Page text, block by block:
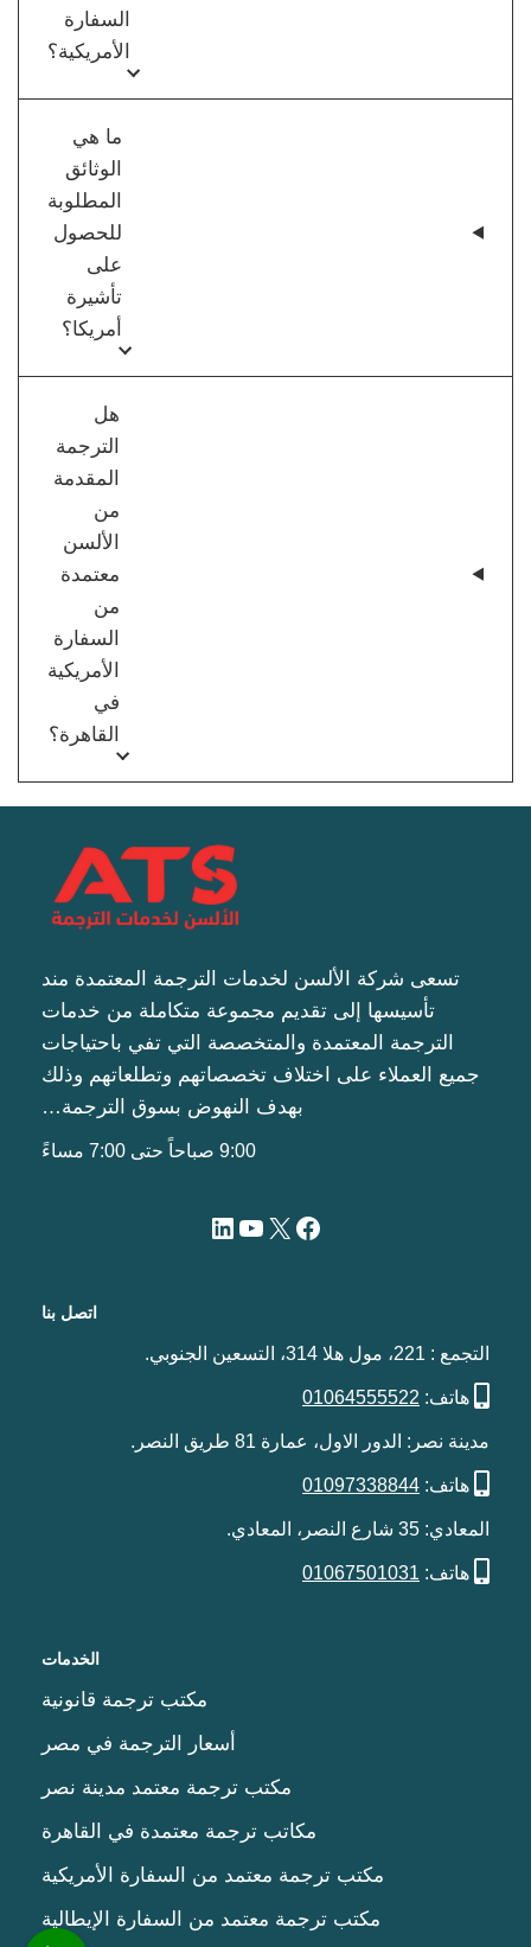
السفارة
الأمريكية؟
ما هي
الوثائق
المطلوبة
للحصول
على
تأشيرة
أمريكا؟
هل
الترجمة
المقدمة
من
الألسن
معتمدة
من
السفارة
الأمريكية
في
القاهرة؟
تسعى شركة الألسن لخدمات الترجمة المعتمدة مند
تأسيسها إلى تقديم مجموعة متكاملة من خدمات
الترجمة المعتمدة والمتخصصة التي تفي باحتياجات
جميع العملاء على اختلاف تخصصاتهم وتطلعاتهم وذلك
بهدف النهوض بسوق الترجمة…
اتصل بنا
التجمع : 221، مول هلا 314، التسعين الجنوبي.
هاتف: 01064555522
مدينة نصر: الدور الاول، عمارة 81 طريق النصر.
هاتف: 01097338844
المعادي: 35 شارع النصر، المعادي.
هاتف: 01067501031
الخدمات
مكتب ترجمة قانونية
أسعار الترجمة في مصر
مكتب ترجمة معتمد مدينة نصر
مكاتب ترجمة معتمدة في القاهرة
مكتب ترجمة معتمد من السفارة الأمريكية
مكتب ترجمة معتمد من السفارة الإيطالية